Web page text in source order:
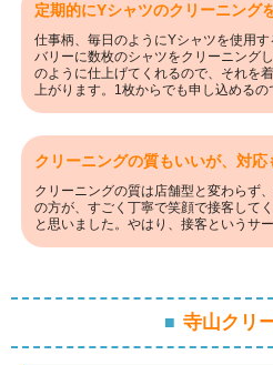
定期的にYシャツのクリーニング
仕事柄、毎日のようにYシャツを使用
バリーに数枚のシャツをクリーニング
のように仕上げてくれるので、それを
上がります。1枚からでも申し込めるの
クリーニングの質もいいが、対応
クリーニングの質は店舗型と変わらず
の方が、すごく丁寧で笑顔で接客して
と思いました。やはり、接客というサ
寺山クリ